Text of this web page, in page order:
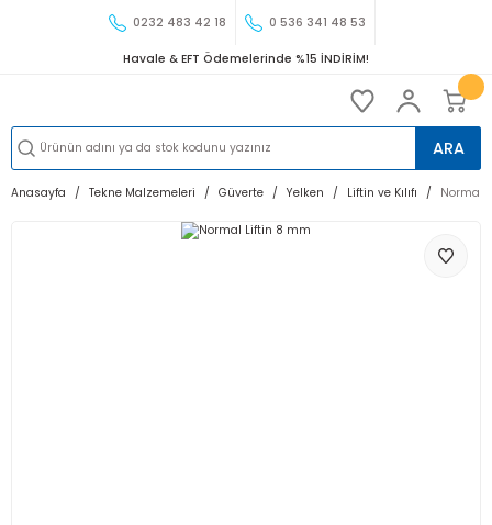
0232 483 42 18 0 536 341 48 53
Havale & EFT Ödemelerinde %15 İNDİRİM!
ARA
Anasayfa Tekne Malzemeleri Güverte Yelken Liftin ve Kılıfı Normal